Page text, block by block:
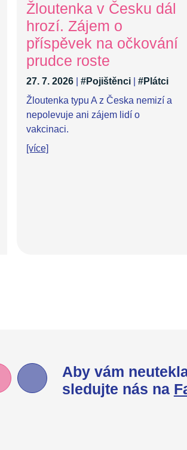
Žloutenka v Česku dál
hrozí. Zájem o
příspěvek na očkování
prudce roste
27. 7. 2026 #Pojištěnci
#Plátci
Žloutenka typu A z Česka nemizí a
nepolevuje ani zájem lidí o
vakcinaci.
[více]
Aby vám
sledujte nás na